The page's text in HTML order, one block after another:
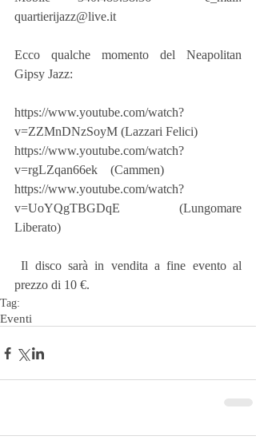
quartierijazz@live.it
Ecco qualche momento del Neapolitan
Gipsy Jazz:
https://www.youtube.com/watch?
v=ZZMnDNzSoyM (Lazzari Felici)
https://www.youtube.com/watch?
v=rgLZqan66ek    (Cammen)
https://www.youtube.com/watch?
v=UoYQgTBGDqE    (Lungomare
Liberato)
Il disco sarà in vendita a fine evento al
prezzo di 10 €.
Tag:
Eventi